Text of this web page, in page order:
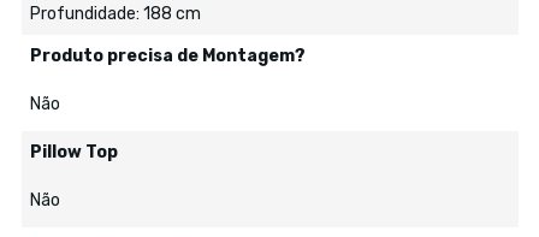
Profundidade: 188 cm
Produto precisa de Montagem?
Não
Pillow Top
Não